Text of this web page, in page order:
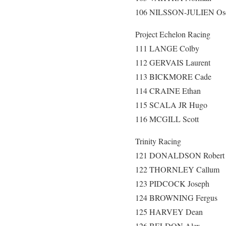
106 NILSSON-JULIEN
Project Echelon Racing
111 LANGE Colby
112 GERVAIS Laurent
113 BICKMORE Cade
114 CRAINE Ethan
115 SCALA JR Hugo
116 MCGILL Scott
Trinity Racing
121 DONALDSON Robert
122 THORNLEY Callum
123 PIDCOCK Joseph
124 BROWNING Fergus
125 HARVEY Dean